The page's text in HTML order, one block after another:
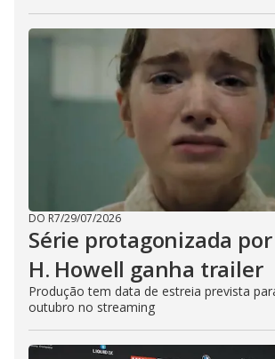
DO R7/29/07/2026
Série protagonizada
H. Howell ganha trailer
Produção tem data de estreia prevista
outubro no streaming